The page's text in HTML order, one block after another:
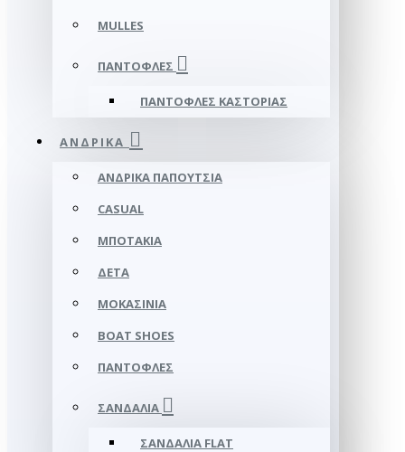
MULLES
ΠΑΝΤΌΦΛΕΣ
ΠΑΝΤΌΦΛΕΣ ΚΑΣΤΟΡΙΆΣ
ΑΝΔΡΙΚΆ
ΑΝΔΡΙΚΆ ΠΑΠΟΎΤΣΙΑ
CASUAL
ΜΠΟΤΆΚΙΑ
ΔΕΤΆ
ΜΟΚΑΣΊΝΙΑ
BOAT SHOES
ΠΑΝΤΌΦΛΕΣ
ΣΑΝΔΆΛΙΑ
ΣΑΝΔΆΛΙΑ FLAT